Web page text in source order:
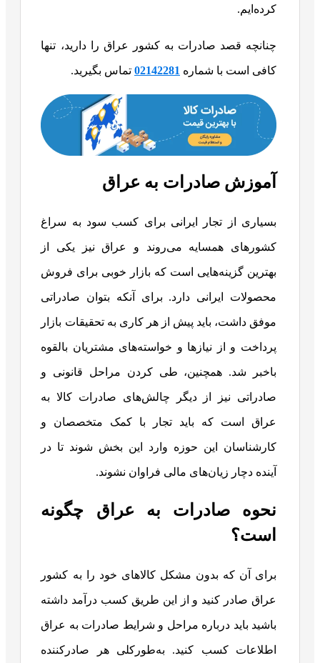
کرده‌ایم.
چنانچه قصد صادرات به کشور عراق را دارید، تنها
کافی است با شماره 02142281 تماس بگیرید.
آموزش صادرات به عراق
بسیاری از تجار ایرانی برای کسب سود به سراغ
کشورهای همسایه می‌روند و عراق نیز یکی از
بهترین گزینه‌هایی است که بازار خوبی برای فروش
محصولات ایرانی دارد. برای آنکه بتوان صادراتی
موفق داشت، باید پیش از هر کاری به تحقیقات بازار
پرداخت و از نیازها و خواسته‌های مشتریان بالقوه
باخبر شد. همچنین، طی کردن مراحل قانونی و
صادراتی نیز از دیگر چالش‌های صادرات کالا به
عراق است که باید تجار با کمک متخصصان و
کارشناسان این حوزه وارد این بخش شوند تا در
آینده دچار زیان‌های مالی فراوان نشوند.
نحوه صادرات به عراق چگونه
است؟
برای آن که بدون مشکل کالاهای خود را به کشور
عراق صادر کنید و از این طریق کسب درآمد داشته
باشید باید درباره مراحل و شرایط صادرات به عراق
اطلاعات کسب کنید. به‌طورکلی هر صادرکننده